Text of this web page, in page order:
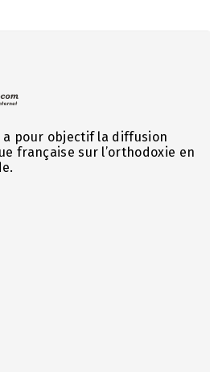
a pour objectif la diffusion
française sur l’orthodoxie en